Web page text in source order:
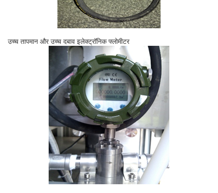
उच्च तापमान और उच्च दबाव इलेक्ट्रॉनिक फ्लोमीटर